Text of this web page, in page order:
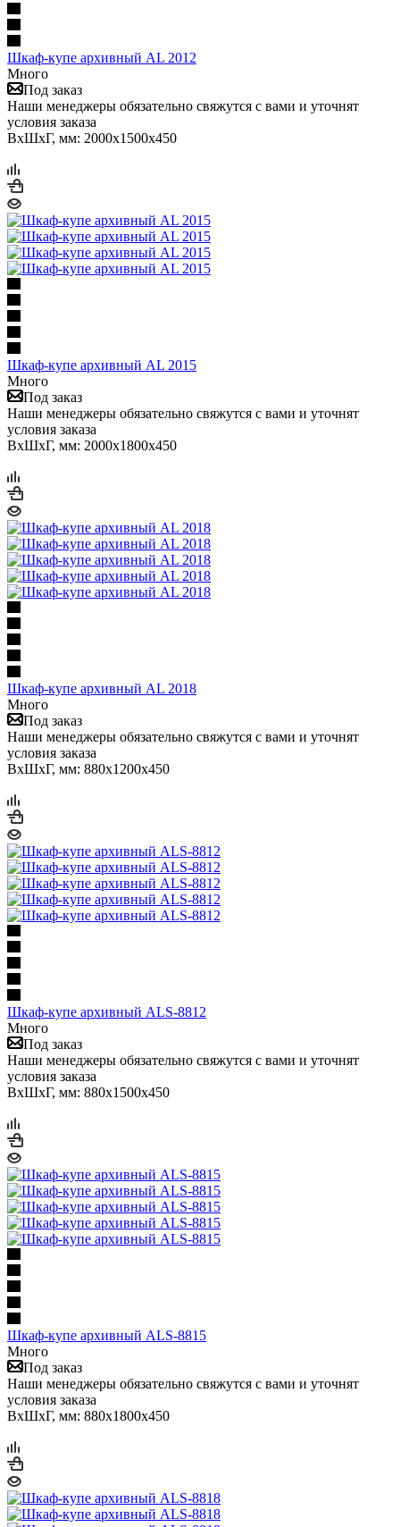
Шкаф-купе архивный AL 2012
Много
Под заказ
Наши менеджеры обязательно свяжутся с вами и уточнят
условия заказа
ВхШхГ, мм: 2000x1500x450
Шкаф-купе архивный AL 2015
Много
Под заказ
Наши менеджеры обязательно свяжутся с вами и уточнят
условия заказа
ВхШхГ, мм: 2000x1800x450
Шкаф-купе архивный AL 2018
Много
Под заказ
Наши менеджеры обязательно свяжутся с вами и уточнят
условия заказа
ВхШхГ, мм: 880x1200x450
Шкаф-купе архивный ALS-8812
Много
Под заказ
Наши менеджеры обязательно свяжутся с вами и уточнят
условия заказа
ВхШхГ, мм: 880x1500x450
Шкаф-купе архивный ALS-8815
Много
Под заказ
Наши менеджеры обязательно свяжутся с вами и уточнят
условия заказа
ВхШхГ, мм: 880x1800x450